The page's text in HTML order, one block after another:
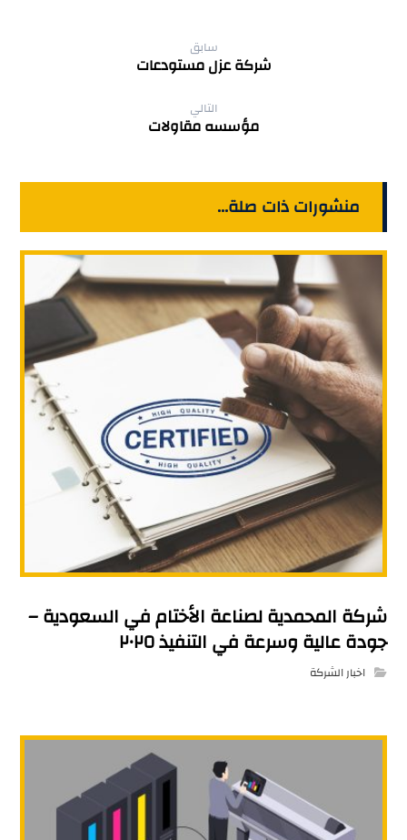
سابق
‏شركة عزل مستودعات
التالي
مؤسسه مقاولات
منشورات ذات صلة...
شركة المحمدية لصناعة الأختام في السعودية –
جودة عالية وسرعة في التنفيذ ٢٠٢٥
اخبار الشركة